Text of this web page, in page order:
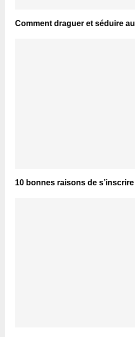
Comment draguer et séduire
10 bonnes raisons de